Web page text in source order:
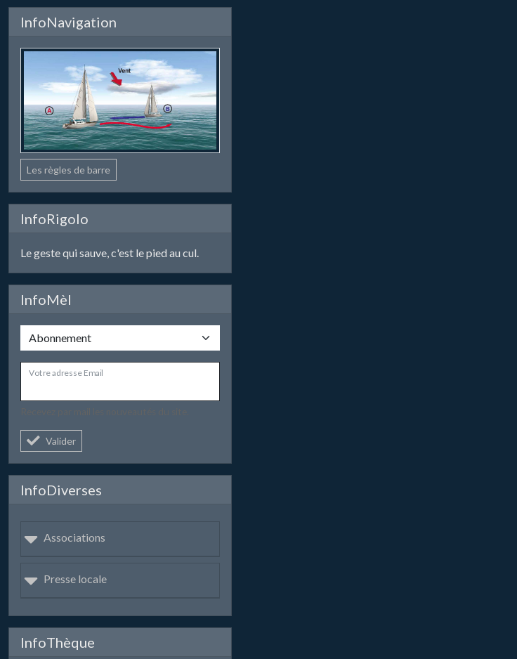
InfoNavigation
Les règles de barre
InfoRigolo
Le geste qui sauve, c'est le pied au cul.
InfoMèl
Votre adresse Email
Valider
InfoDiverses
Associations
Presse locale
InfoThèque